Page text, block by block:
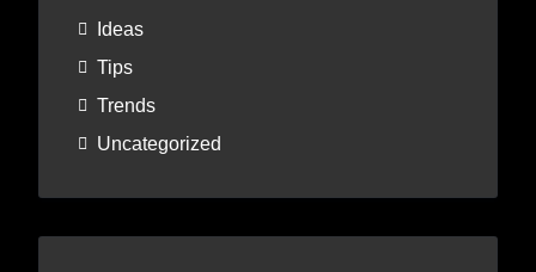
Ideas
Tips
Trends
Uncategorized